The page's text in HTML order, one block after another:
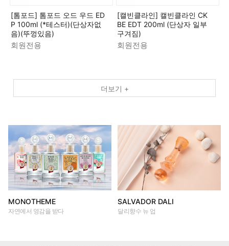
[톰포드] 톰포드 오드 우드 ED
P 100ml (*테스터)(단상자없
음)(뚜껑있음)
회원전용
[캘빈클라인] 캘빈클라인 CK
BE EDT 200ml (단상자 일부
구겨짐)
회원전용
더보기 +
MONOTHEME
자연에서 영감을 받다
SALVADOR DALI
달리향수 뉴 업